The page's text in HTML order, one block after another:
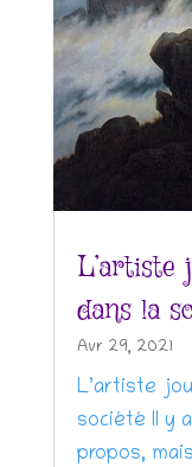
L’artiste
dans la
Avr 29, 2021
L’artiste
société Il y
propos,